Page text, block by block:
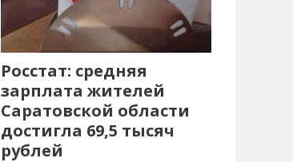
Росстат: средняя
зарплата жителей
Саратовской области
достигла 69,5 тысяч
рублей